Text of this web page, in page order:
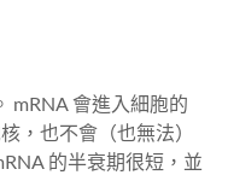
mRNA 會進入細胞的
，也不會（也無法）
的半衰期很短，並